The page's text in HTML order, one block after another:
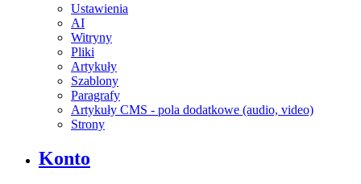
Ustawienia
AI
Witryny
Pliki
Artykuły
Szablony
Paragrafy
Artykuły CMS - pola dodatkowe (audio, video)
Strony
Konto